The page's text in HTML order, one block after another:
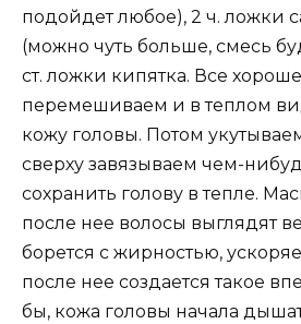
подойдет любое), 2 ч. ложки
(можно чуть больше, смесь
ст. ложки кипятка. Все
перемешиваем и в теплом
кожу головы. Потом
сверху завязываем чем-
сохранить голову в тепле.
после нее волосы выглядят
борется с жирностью,
после нее создается такое
бы, кожа головы начала